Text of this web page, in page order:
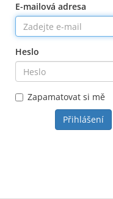
E-mailová adresa
Heslo
Zapamatovat si mě